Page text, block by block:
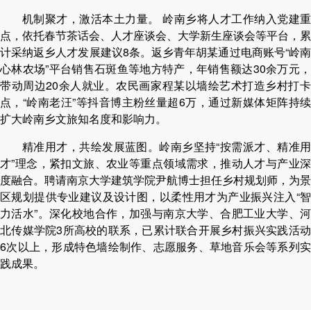
机制聚才，激活本土力量。 岭南乡将人才工作纳入党建重
点，依托春节茶话会、人才座谈会、大学新生座谈会等平台，累
计采纳返乡人才发展建议8条。返乡青年胡某通过电商账号“岭南
心林农场”平台销售石斑鱼等地方特产，年销售额达30余万元，
带动周边20余人就业。农民画家程某以墙绘艺术打造乡村打卡
点，“岭南老汪”等抖音博主粉丝量超6万，通过新媒体矩阵持续
扩大岭南乡文旅知名度和影响力。
精准用才，共绘发展蓝图。岭南乡坚持“按需派才、精准用
才”理念，紧扣文旅、农业等重点领域需求，推动人才与产业深
度融合。聘请南京大学建筑学院尹航博士担任乡村规划师，为景
区规划提供专业建议及设计图，以柔性用才为产业振兴注入“智
力活水”。深化校地合作，加强与南京大学、合肥工业大学、河
北传媒学院3所高校的联系，已累计联合开展乡村振兴实践活动
6次以上，形成特色墙绘制作、志愿服务、草地音乐会等系列实
践成果。